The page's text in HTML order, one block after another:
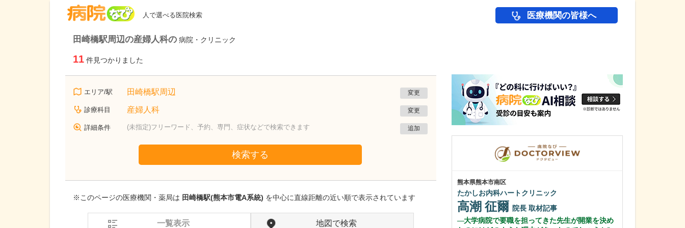
人で選べる医院検索 医療機関の皆様へ
田崎橋駅周辺の産婦人科の 病院・クリニック
11 件見つかりました
エリア/駅 田崎橋駅周辺 変更
診療科目 産婦人科 変更
詳細条件 (未指定)フリーワード、予約、専門、症状などで検索できます 追加
検索する
※このページの医療機関・薬局は 田崎橋駅(熊本市電A系統) を中心に直線距離の近い順で表示されています
一覧表示 地図で検索
熊本県熊本市南区
たかしお内科ハートクリニック
高潮 征爾 院長 取材記事
大学病院で要職を担ってきた先生が開業を決め
大阪府大阪市住吉区
かわらだ心臓足血管クリニック
貴院の特徴を教えてください。